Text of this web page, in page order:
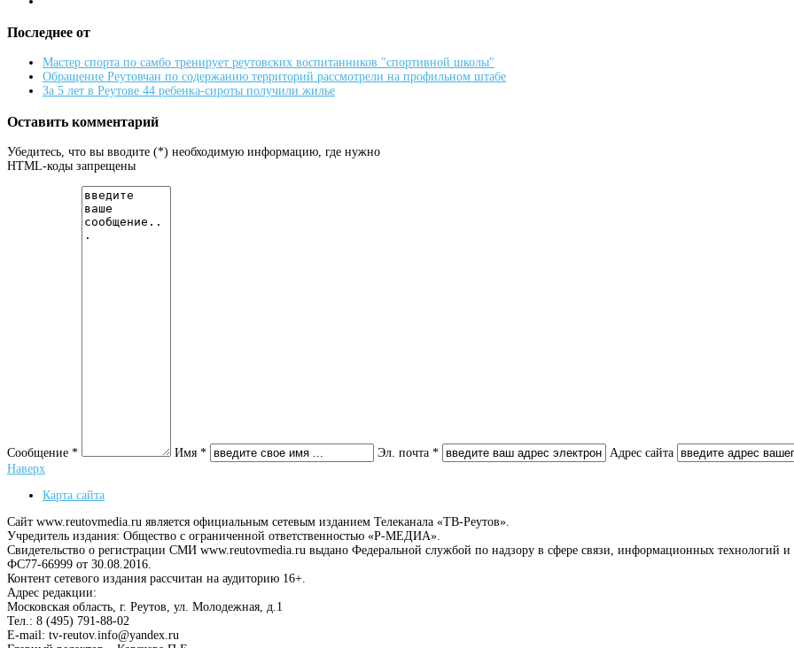
Последнее от
Мастер спорта по самбо тренирует реутовских воспитанников "спортивной школы"
Обращение Реутовчан по содержанию территорий рассмотрели на профильном штабе
За 5 лет в Реутове 44 ребенка-сироты получили жилье
Оставить комментарий
Убедитесь, что вы вводите (*) необходимую информацию, где нужно
HTML-коды запрещены
Сообщение * Имя * Эл. почта *
Адрес сайта
Наверх
Карта сайта
Сайт www.reutovmedia.ru является официальным сетевым изданием Телеканала «ТВ-Реутов».
Учредитель издания: Общество с ограниченной ответственностью «Р-МЕДИА».
Свидетельство о регистрации СМИ www.reutovmedia.ru выдано Федеральной службой по надзору в сфере связи, информационных
ФС77-66999 от 30.08.2016.
Контент сетевого издания рассчитан на аудиторию 16+.
Адрес редакции:
Московская область, г. Реутов, ул. Молодежная, д.1
Тел.: 8 (495) 791-88-02
E-mail: tv-reutov.info@yandex.ru